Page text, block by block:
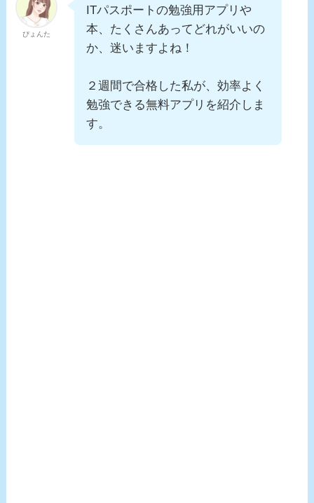
ぴょんた
ITパスポートの勉強用アプリや
本、たくさんあってどれがいいの
か、迷いますよね！
２週間で合格した私が、効率よく
勉強できる無料アプリを紹介 しま
す。